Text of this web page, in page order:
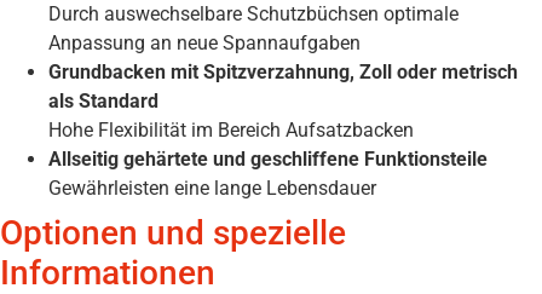
Durch auswechselbare Schutzbüchsen optimale
Anpassung an neue Spannaufgaben
Grundbacken mit Spitzverzahnung, Zoll oder metrisch
als Standard
Hohe Flexibilität im Bereich Aufsatzbacken
Allseitig gehärtete und geschliffene Funktionsteile
Gewährleisten eine lange Lebensdauer
Optionen und spezielle
Informationen